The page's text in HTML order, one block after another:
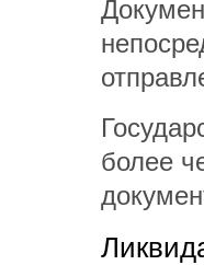
более